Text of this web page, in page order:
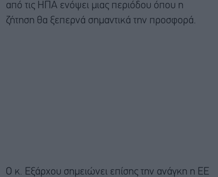
από τις ΗΠΑ ενόψει μιας περιόδου όπου η
ζήτηση θα ξεπερνά σημαντικά την προσφορά.
Ο κ. Εξάρχου σημειώνει επίσης την ανάγκη η ΕΕ